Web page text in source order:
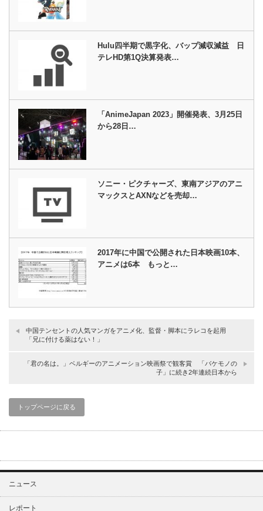
Hulu四半期で黒字化、バップ減収減益 日
テレHD第1Q決算発表…
「AnimeJapan 2023」開催発表、3月25日
から28日…
ソニー・ピクチャーズ、東南アジアのアニ
マックスとAXNなどを売却…
2017年に中国で公開された日本映画10本、
アニメは6本 もっと…
中国テンセントの人気マンガをアニメ化、監督・脚本にラレコを起用
「兄に付ける薬はない！」
「君の名は。」ベルギーのアニメーション映画祭で観客賞 「バケモノの
子」に続き2年連続日本から
トップページに戻る
ニュース
レポート